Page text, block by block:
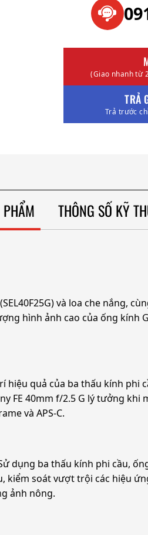
(Giao nhanh từ
TRẢ
Trả trước
THÔNG SỐ KỸ
và loa che nắng,
hình ảnh cao của ống kính
quả của ba thấu kính phi
FE 40mm f/2.5 G lý tưởng
và APS-C.
dụng ba thấu kính phi cầu,
kiểm soát vượt trội các hiệu
ảnh nông.